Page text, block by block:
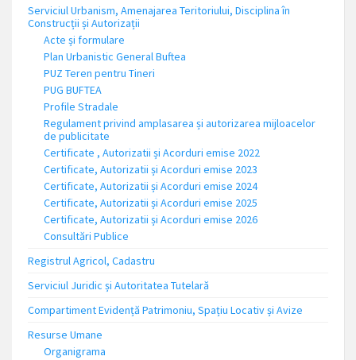
Serviciul Urbanism, Amenajarea Teritoriului, Disciplina în
Construcții și Autorizații
Acte și formulare
Plan Urbanistic General Buftea
PUZ Teren pentru Tineri
PUG BUFTEA
Profile Stradale
Regulament privind amplasarea și autorizarea mijloacelor
de publicitate
Certificate , Autorizatii și Acorduri emise 2022
Certificate, Autorizatii și Acorduri emise 2023
Certificate, Autorizatii și Acorduri emise 2024
Certificate, Autorizatii și Acorduri emise 2025
Certificate, Autorizatii și Acorduri emise 2026
Consultări Publice
Registrul Agricol, Cadastru
Serviciul Juridic și Autoritatea Tutelară
Compartiment Evidență Patrimoniu, Spațiu Locativ și Avize
Resurse Umane
Organigrama